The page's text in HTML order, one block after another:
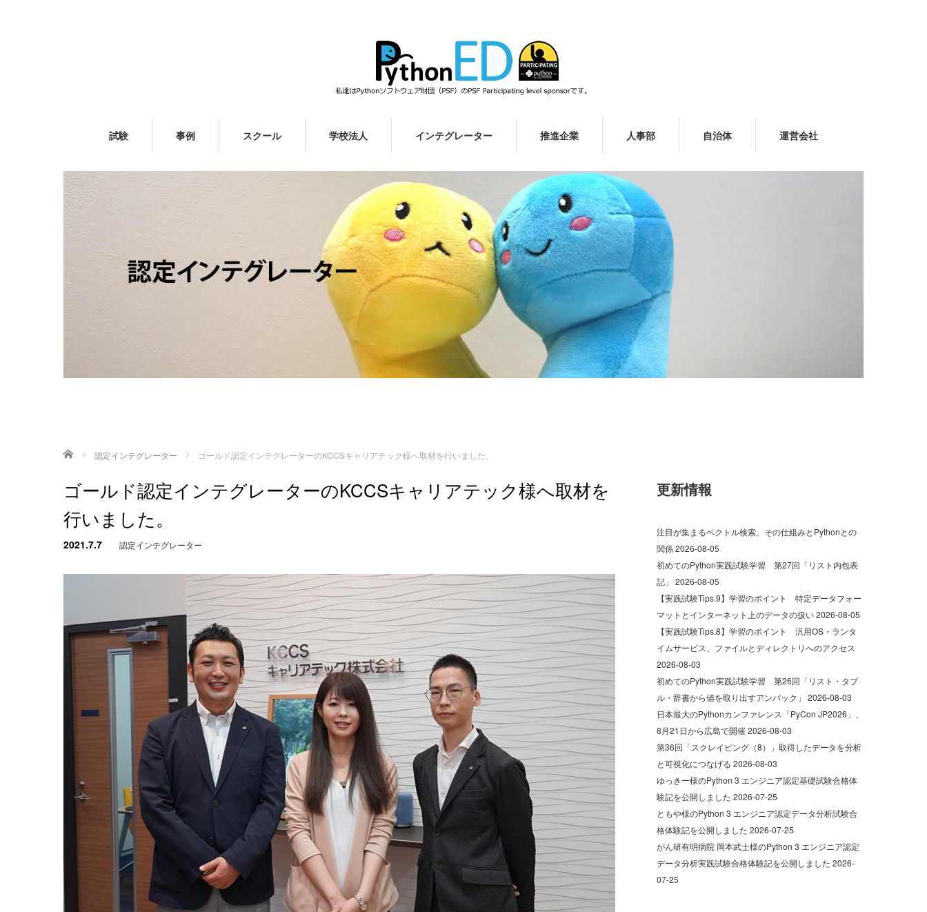
試験 事例 スクール 学校法人 インテグレーター 推進企業 人事部 自治体 運営会社
ホーム 認定インテグレーター ゴールド認定インテグレーターのKCCSキャリアテック様へ取材を行いました。
ゴールド認定インテグレーターのKCCSキャリアテック様へ取材を
行いました。
2021.7.7 認定インテグレーター
更新情報
注目が集まるベクトル検索、その仕組みとPythonとの
関係2026-08-05
初めてのPython実践試験学習 第27回「リスト内包表
記」 2026-08-05
【実践試験Tips.9】学習のポイント 特定データフォー
マットとインターネット上のデータの扱い2026-08-05
【実践試験Tips.8】学習のポイント 汎用OS・ランタ
イムサービス、ファイルとディレクトリへのアクセス
2026-08-03
初めてのPython実践試験学習 第26回「リスト・タプ
ル・辞書から値を取り出すアンパック」 2026-08-03
日本最大のPythonカンファレンス「PyCon JP2026」、
8月21日から広島で開催2026-08-03
第36回「スクレイピング（8）」取得したデータを分析
と可視化につなげる 2026-08-03
ゆっきー様のPython 3 エンジニア認定基礎試験合格体
験記を公開しました 2026-07-25
ともや様のPython 3 エンジニア認定データ分析試験合
格体験記を公開しました 2026-07-25
がん研有明病院 岡本武士様のPython 3 エンジニア認定
データ分析実践試験合格体験記を公開しました 2026-
07-25